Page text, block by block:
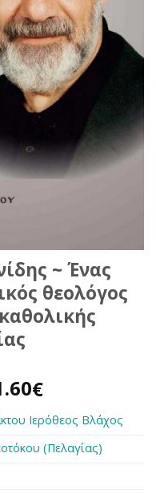
~ Ένας
θεολόγος
€Η
τιμή
είναι:
21.60€.
Ιερόθεος Βλάχος
(Πελαγίας)